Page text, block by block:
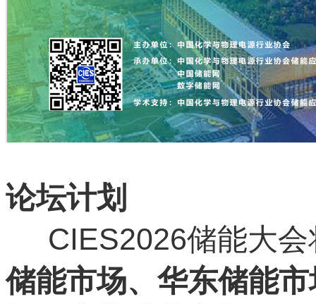
论坛计划
CIES2026储能大会
储能市场、华东储能